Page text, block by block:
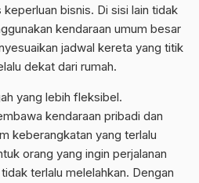
bisnis. Di sisi lain tidak
kendaraan umum besar
jadwal kereta yang titik
dekat dari rumah.
yang lebih fleksibel.
kendaraan pribadi dan
keberangkatan yang terlalu
orang yang ingin perjalanan
terlalu melelahkan. Dengan